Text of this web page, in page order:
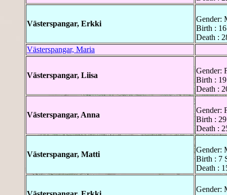
Västerspangar, Erkki
Gender:
Birth :
Death :
Västerspangar, Maria
Västerspangar, Liisa
Gender:
Birth :
Death :
Västerspangar, Anna
Gender:
Birth :
Death :
Västerspangar, Matti
Gender:
Birth : 7
Death :
Gender: